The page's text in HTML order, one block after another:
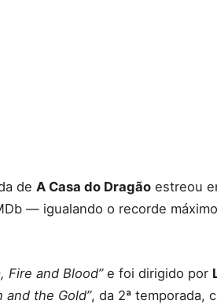
de A Casa do Dragão estreou
— igualando o recorde
Fire and Blood”e foi dirigido por
and the Gold”, da 2ª temporada,